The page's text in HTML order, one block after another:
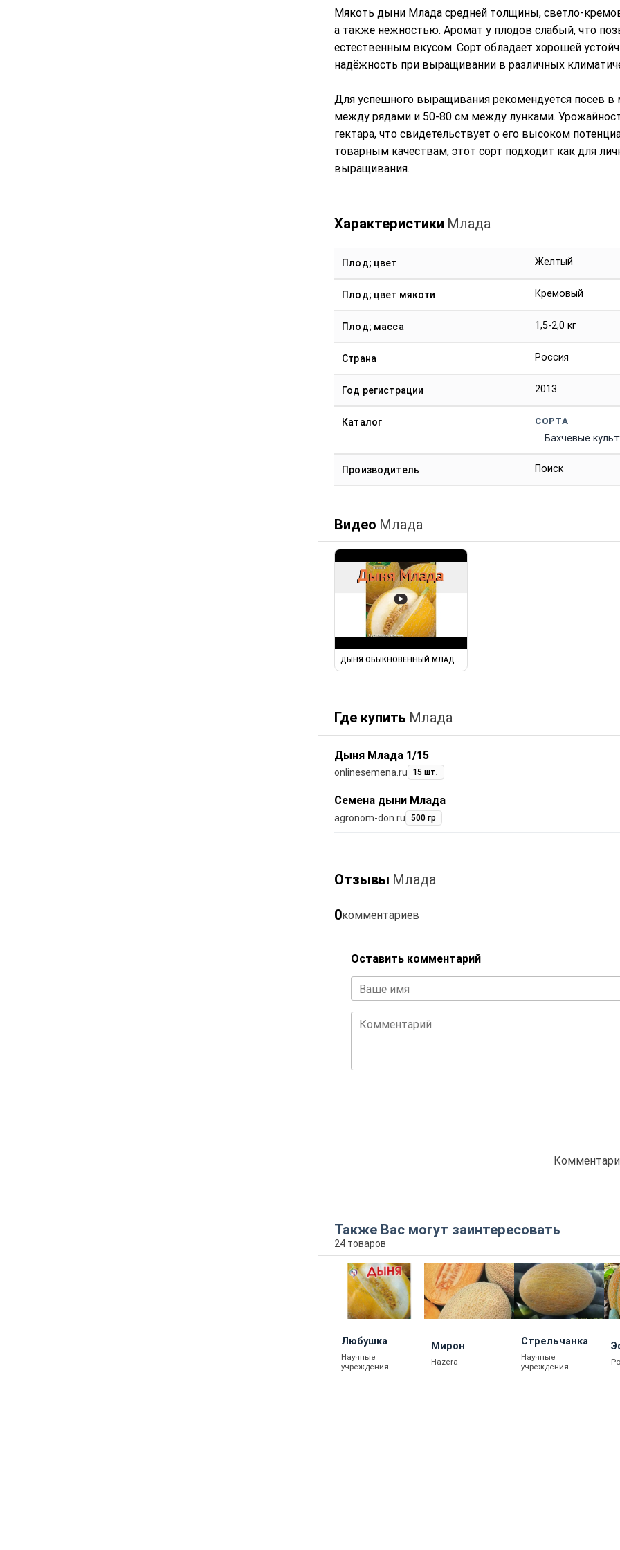
Мякоть дыни Млада средней толщины, светло-
а также нежностью. Аромат у плодов слабый, что
естественным вкусом. Сорт обладает хорошей
надёжность при выращивании в различных
Для успешного выращивания рекомендуется посев
между рядами и 50-80 см между лунками.
гектара, что свидетельствует о его высоком
товарным качествам, этот сорт подходит как для
выращивания.
Характеристики Млада
Плод; цвет Желтый
Плод; цвет мякоти Кремовый
Плод; масса 1,5-2,0 кг
Страна Россия
Год регистрации 2013
Каталог СОРТА
Бахчевые
Производитель Поиск
Видео Млада
▶
ДЫНЯ ОБЫКНОВЕННЫЙ МЛАДА (MLADA) ОБЫКНОВЕННЫЙ ДЫНЯ ...
Где купить Млада
Дыня Млада 1/15
onlinesemena.ru 15 шт.
Семена дыни Млада
agronom-don.ru 500 гр
Отзывы Млада
0комментариев
Оставить комментарий
Ваше имя
Комментарий
Также Вас могут заинтересовать
24 товаров
Любушка
Научные
учреждения
Мирон
Hazera
Стрельчанка
Научные
учреждения